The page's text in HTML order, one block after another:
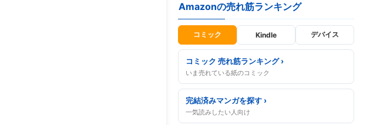
Amazonの売れ筋ランキング
コミック Kindle デバイス
コミック 売れ筋ランキング ›
いま売れている紙のコミック
完結済みマンガを探す ›
一気読みしたい人向け